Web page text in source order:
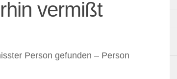
vermißt
Person gefunden – Person